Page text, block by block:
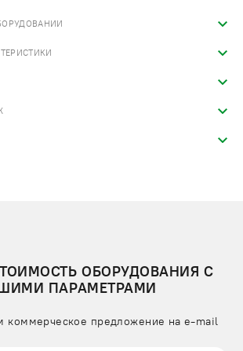
ОБОРУДОВАНИЯ С
ПАРАМЕТРАМИ
предложение на e-mail